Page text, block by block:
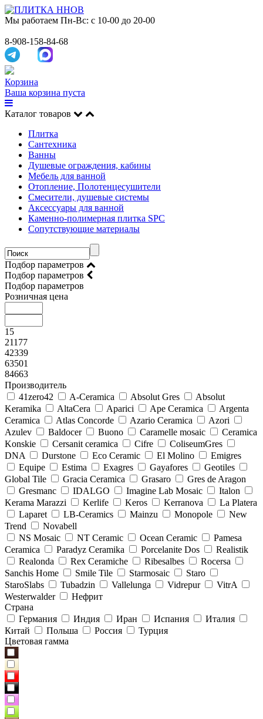
Мы работаем Пн-Вс: с 10-00 до 20-00
8-908-158-84-68
Корзина
Ваша корзина пуста
Каталог товаров
Плитка
Сантехника
Ванны
Душевые ограждения, кабины
Мебель для ванной
Отопление, Полотенцесушители
Смесители, душевые системы
Аксессуары для ванной
Каменно-полимерная плитка SPC
Сопутствующие материалы
Подбор параметров
Подбор параметров
Подбор параметров
Розничная цена
15
21177
42339
63501
84663
Производитель
41zero42
A-Ceramica Absolut Gres
Absolut
Keramika
AltaCera Aparici Ape Ceramica
Argenta
Ceramica
Atlas Concorde Azario Ceramica
Azori
Azulev
Baldocer Buono Caramelle mosaic
Ceramica
Konskie
Cersanit ceramica Cifre
ColiseumGres
DNA
Durstone Eco Ceramic El Molino
Emigres
Equipe
Estima Exagres Gayafores
Geotiles
Global Tile
Gracia Ceramica Grasaro
Gres de Aragon
Gresmanc
IDALGO Imagine Lab Mosaic
Italon
Kerama Marazzi
Kerlife Keros Kerranova
La Platera
Laparet
LB-Ceramics Mainzu Monopole
New
Trend
Novabell
NS Mosaic
NT Ceramic Ocean Ceramic
Pamesa
Ceramica
Paradyz Сeramika Porcelanite Dos
Realistik
Realonda
Rex Ceramiche Ribesalbes
Rocersa
Sanchis Home
Smile Tile Starmosaic
Staro
StaroSlabs
Tubadzin Vallelunga Vidrepur
VitrA
Westerwalder
Нефрит
Страна
Германия
Индия Иран Испания
Италия
Китай
Польша Россия
Турция
Цветовая гамма